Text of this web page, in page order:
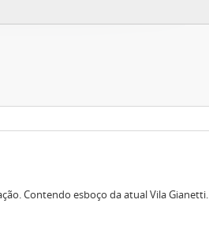
Contendo esboço da atual Vila Gianetti.